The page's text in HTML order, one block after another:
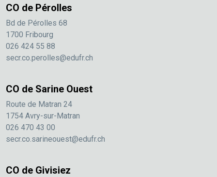
CO de Pérolles
Bd de Pérolles 68
1700 Fribourg
026 424 55 88
secr.co.perolles@edufr.ch
CO de Sarine Ouest
Route de Matran 24
1754 Avry-sur-Matran
026 470 43 00
secr.co.sarineouest@edufr.ch
CO de Givisiez